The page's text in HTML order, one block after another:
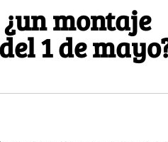
montaje
1 de